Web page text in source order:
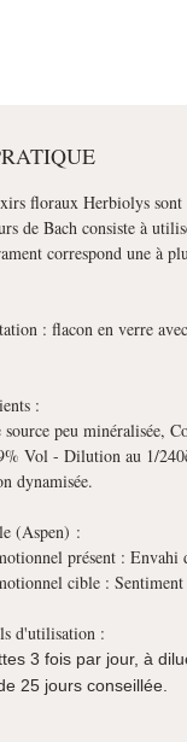
floraux Herbiolys
de Bach consiste à
correspond une à
: flacon en verre
:
source peu minéralisée,
Vol - Dilution au 1/
dynamisée.
(Aspen) :
présent : Envahi
cible :
d'utilisation :
3 fois par jour, à
25 jours conseillée.